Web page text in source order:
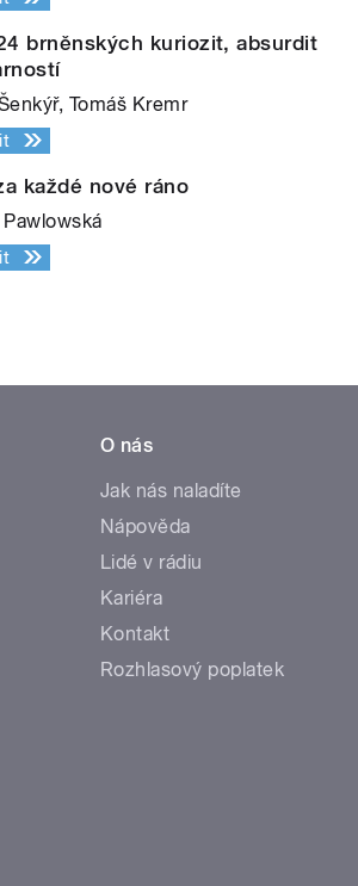
brněnských kuriozit, absurdit
Tomáš Kremr
každé nové ráno
Pawlowská
O nás
Jak nás naladíte
Nápověda
Lidé v rádiu
Kariéra
Kontakt
Rozhlasový poplatek